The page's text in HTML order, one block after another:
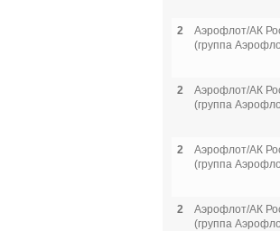
2
Аэрофлот/АК
(группа
2
Аэрофлот/АК
(группа
2
Аэрофлот/АК
(группа
2
Аэрофлот/АК
(группа